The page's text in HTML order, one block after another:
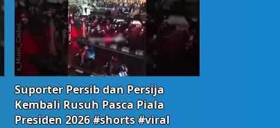
Suporter Persib dan Persija
Kembali Rusuh Pasca Piala
Presiden 2026 #shorts #viral